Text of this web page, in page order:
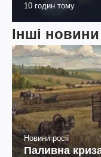
10 годин тому
Інші новини
Новини росії
Паливна